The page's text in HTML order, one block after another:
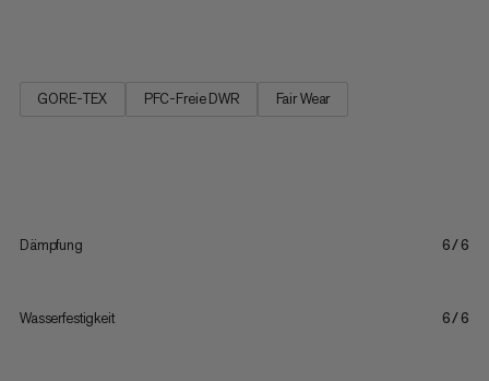
GORE-TEX PFC-Freie DWR Fair Wear
Dämpfung 6/6
Wasserfestigkeit 6/6